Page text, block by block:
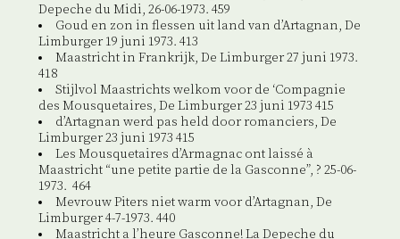
Depeche du Midi, 26-06-1973. 459
Goud en zon in flessen uit land van d’Artagnan, De
Limburger 19 juni 1973. 413
Maastricht in Frankrijk, De Limburger 27 juni 1973.
418
Stijlvol Maastrichts welkom voor de ‘Compagnie
des Mousquetaires, De Limburger 23 juni 1973 415
d’Artagnan werd pas held door romanciers, De
Limburger 23 juni 1973 415
Les Mousquetaires d’Armagnac ont laissé à
Maastricht “une petite partie de la Gasconne”, ? 25-06-
1973. 464
Mevrouw Piters niet warm voor d’Artagnan, De
Limburger 4-7-1973. 440
Maastricht a l’heure Gasconne! La Depeche du